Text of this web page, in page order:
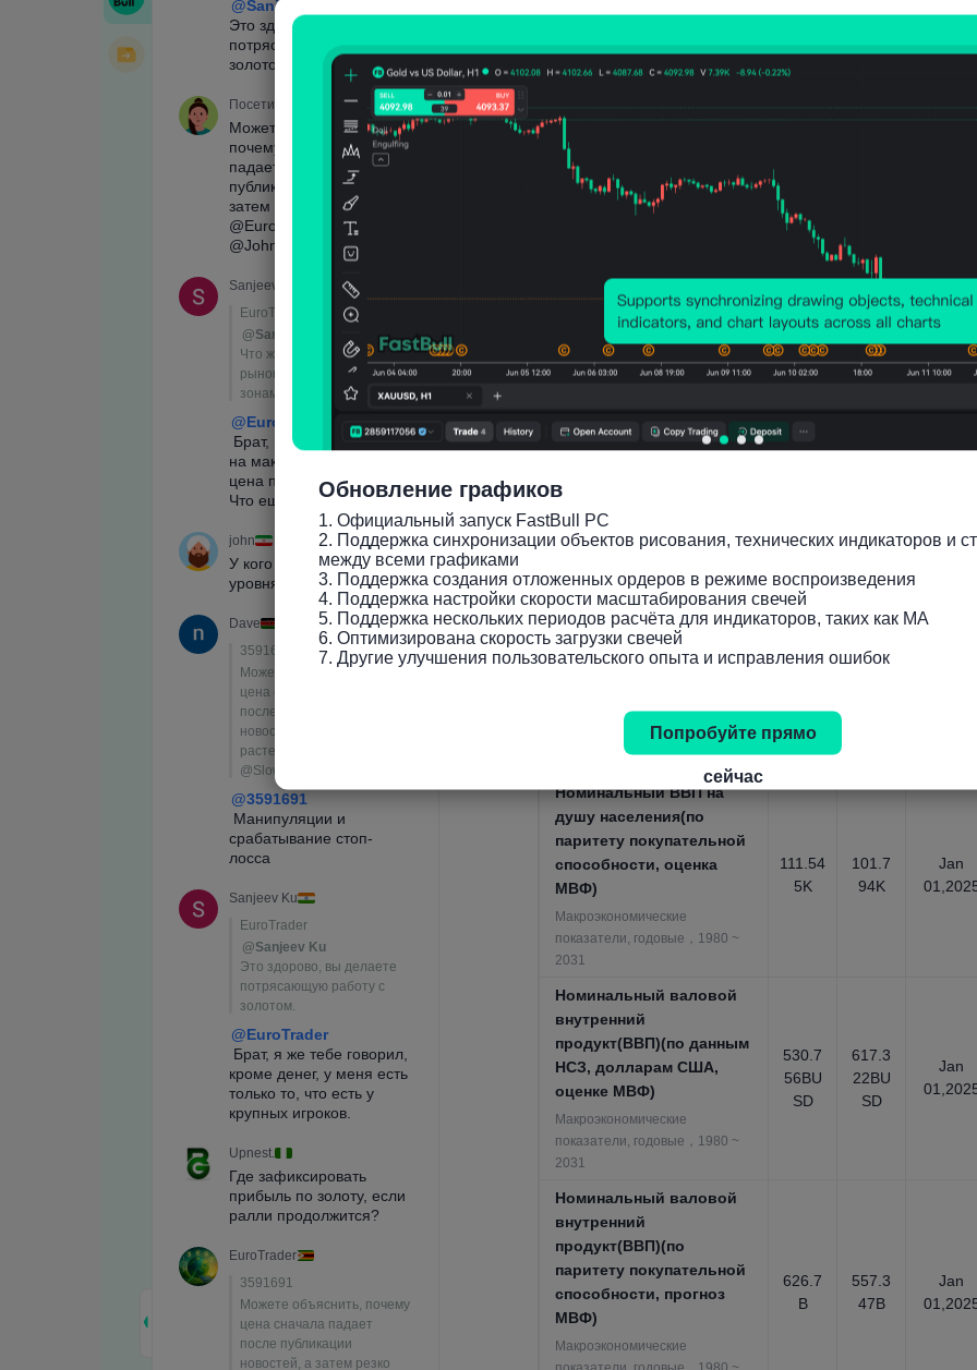
годовые，1950 ~ 2100
роста населения
годовые，1950 ~ 2100
1.647
Индекс геополитических
рисков
Альтернативные данные,
0.042
Количество заявок на
патенты
Альтернативные данные,
годовые，1980 ~ 2024
732 815
Jan
01,2024
Демографические данные,
15 до 64 лет
годовые，1950 ~ 2100
M
M
Номинальный ВВП на
душу
населения(доллары
Макроэкономические
показатели, годовые，1980 ~
94.46
D
112.7
Номинальный ВВП на
душу населения(по
паритету покупательной
способности, оценка
МВФ)
Макроэкономические
показатели, годовые，1980 ~
2031
111.54
5K
101.7
94K
Jan
Номинальный валовой
внутренний
продукт(ВВП)(по данным
НСЗ, долларам США,
оценке МВФ)
Макроэкономические
показатели, годовые，1980 ~
2031
530.7
56BU
SD
617.3
22BU
SD
Jan
Номинальный валовой
внутренний
продукт(ВВП)(по
паритету покупательной
способности, прогноз
МВФ)
Макроэкономические
626.7
B
557.3
47B
Jan
Обновление графиков
1. Официальный запуск FastBull PC
2. Поддержка синхронизации объектов рисования, технических индикаторов и
между всеми графиками
3. Поддержка создания отложенных ордеров в режиме воспроизведения
4. Поддержка настройки скорости масштабирования свечей
5. Поддержка нескольких периодов расчёта для индикаторов, таких как MA
6. Оптимизирована скорость загрузки свечей
7. Другие улучшения пользовательского опыта и исправления ошибок
Попробуйте прямо
сейчас